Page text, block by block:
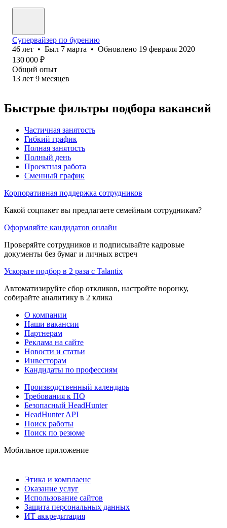
Супервайзер по бурению
46 лет • Был 7 марта • Обновлено 19 февраля 2020
130 000 ₽
Общий опыт
13 лет 9 месяцев
Быстрые фильтры подбора вакансий
Частичная занятость
Гибкий график
Полная занятость
Полный день
Проектная работа
Сменный график
Корпоративная поддержка сотрудников
Какой соцпакет вы предлагаете семейным сотрудникам?
Оформляйте кандидатов онлайн
Проверяйте сотрудников и подписывайте кадровые
документы без бумаг и личных встреч
Ускорьте подбор в 2 раза с Talantix
Автоматизируйте сбор откликов, настройте воронку,
собирайте аналитику в 2 клика
О компании
Наши вакансии
Партнерам
Реклама на сайте
Новости и статьи
Инвесторам
Кандидаты по профессиям
Производственный календарь
Требования к ПО
Безопасный HeadHunter
HeadHunter API
Поиск работы
Поиск по резюме
Мобильное приложение
Этика и комплаенс
Оказание услуг
Использование сайтов
Защита персональных данных
ИТ аккредитация